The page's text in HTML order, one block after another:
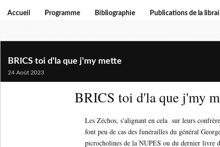
Accueil Programme Bibliographie Publications de la
BRICS toi d'la que j'my mette
24 Août 2023
BRICS toi d'la que j'my
Les Zéchos, s'alignant en cela sur leurs
font peu de cas des funérailles du général
picrocholines de la NUPES ou du dernier livre